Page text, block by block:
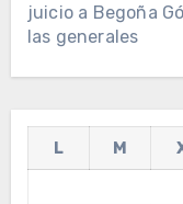
juicio a Begoña
las generales
L M